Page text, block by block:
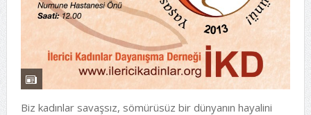
Biz kadınlar savaşsız, sömürüsüz bir dünyanın hayalini